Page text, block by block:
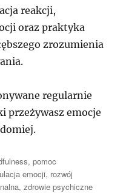
reakcji,
oraz praktyka
zrozumienia
regularnie
przeżywasz emocje
,pomoc
emocji, rozwój
,zdrowie psychiczne